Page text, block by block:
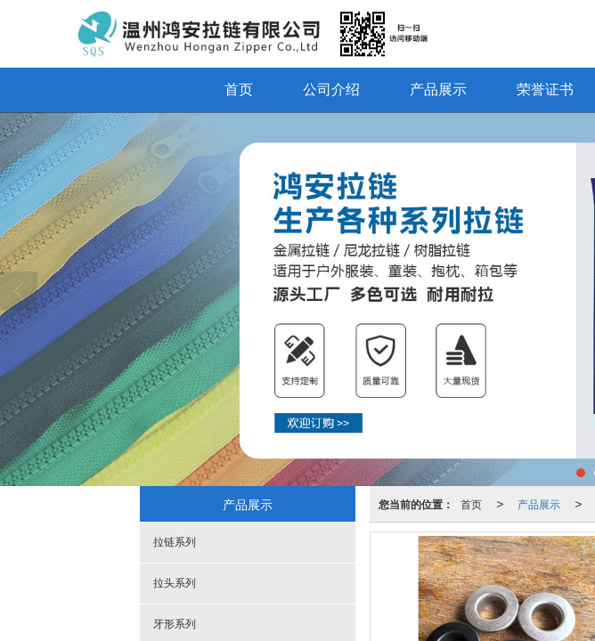
首页 公司介绍 产品展示 荣誉证书
您当前的位置： 首页 > 产品展示 >
产品展示
拉链系列
拉头系列
牙形系列